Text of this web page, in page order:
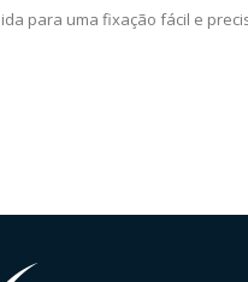
para uma fixação fácil e